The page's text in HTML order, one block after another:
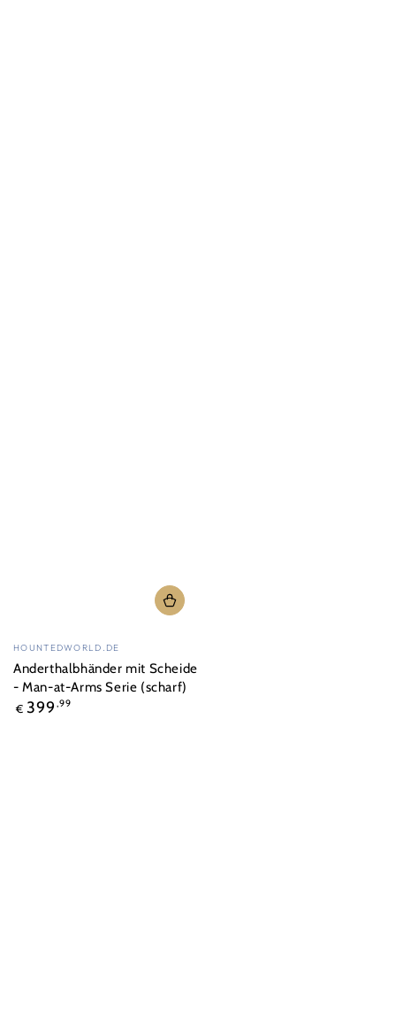
Verkäufer/in:
HOUNTEDWORLD.DE
Anderthalbhänder mit Scheide
- Man-at-Arms Serie (scharf)
Regulärer
€ 399 ,99